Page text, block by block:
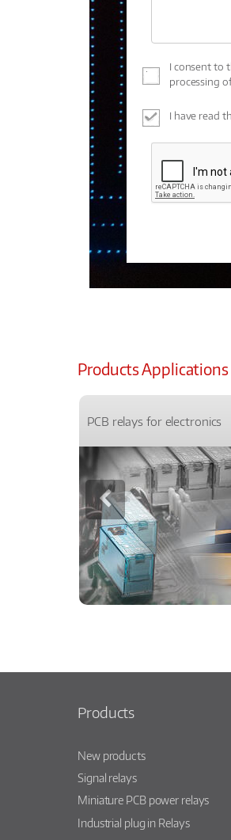
I consent to
processing
I have read
Products Applications
PCB relays for electronics
Products
New products
Signal relays
Miniature PCB power relays
Industrial plug in Relays